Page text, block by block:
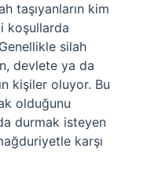
taşıyanların kim
koşullarda
silah
devlete ya da
kişiler oluyor. Bu
olduğunu
durmak isteyen
karşı